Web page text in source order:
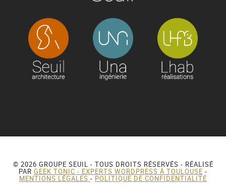
© 2026 GROUPE SEUIL - TOUS DROITS RÉSERVÉS - RÉALISÉ
PAR GEEK TONIC - EXPERTS WORDPRESS À TOULOUSE -
MENTIONS LÉGALES - POLITIQUE DE CONFIDENTIALITÉ